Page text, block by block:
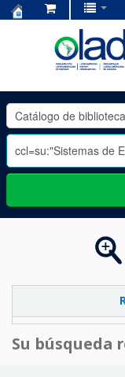
OLADE
-
Su búsqueda